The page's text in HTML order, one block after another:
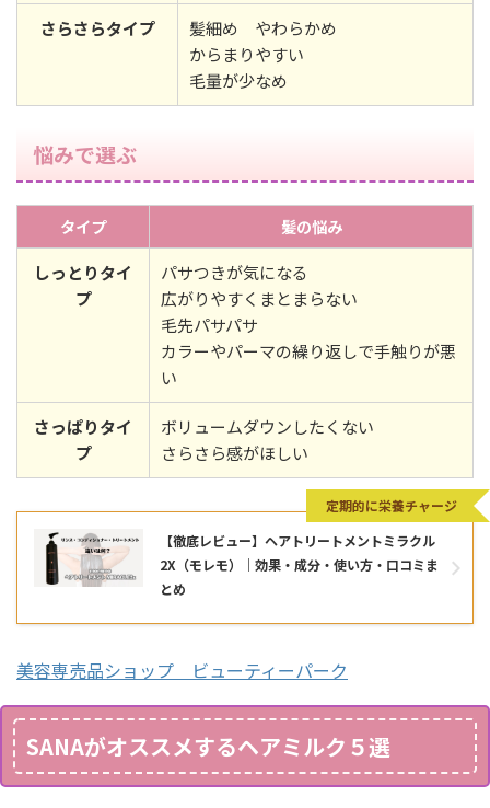
さらさらタイプ
髪細め やわらかめ
からまりやすい
毛量が少なめ
悩みで選ぶ
タイプ
髪の悩み
しっとりタイ
プ
パサつきが気になる
広がりやすくまとまらない
毛先パサパサ
カラーやパーマの繰り返しで手触りが悪
い
さっぱりタイ
プ
ボリュームダウンしたくない
さらさら感がほしい
【徹底レビュー】ヘアトリートメントミラクル
2X（モレモ）｜効果・成分・使い方・口コミま
とめ
定期的に栄養チャージ
美容専売品ショップ ビューティーパーク
SANAがオススメするヘアミルク５選